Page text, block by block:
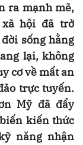
ra mạnh mẽ,
hội đã trở
sống hằng
lại, không
cơ về mất an
trực tuyến.
Mỹ đã đẩy
kiến thức
năng nhận